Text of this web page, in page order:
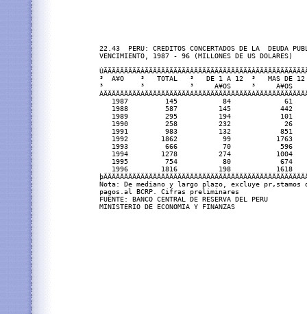
22.43  PERU: CREDITOS CONCERTADOS DE LA  DEUDA
VENCIMIENTO, 1987 - 96 (MILLONES DE US DOLARES)
³  A¥O    ³   TOTAL   ³   DE 1 A 12  ³   MAS DE 12
³         ³           ³     A¥OS     ³     A¥OS
   1987         145           84             61
   1988         587          145            442
   1989         295          194            101
   1990         258          232             26
   1991         983          132            851
   1992        1862           99           1763
   1993         666           70            596
   1994        1278          274           1004
   1995         754           80            674
   1996        1816          198           1618
Nota: De mediano y largo plazo, excluye pr‚stamos
pagos.al BCRP. Cifras preliminares
FUENTE: BANCO CENTRAL DE RESERVA DEL PERU